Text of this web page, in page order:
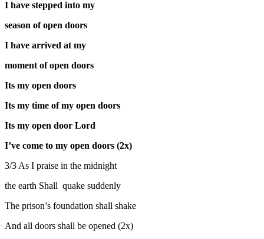
I have stepped into my
season of open doors
I have arrived at my
moment of open doors
Its my open doors
Its my time of my open doors
Its my open door Lord
I’ve come to my open doors (2x)
3/3 As I praise in the midnight
the earth Shall quake suddenly
The prison’s foundation shall shake
And all doors shall be opened (2x)